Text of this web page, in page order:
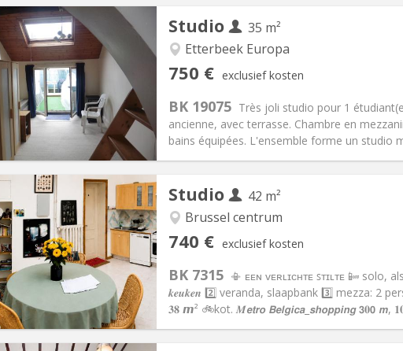
Studio
35 m²
Etterbeek Europa
750 € exclusief kosten
BK 19075 Très joli studio pour 1
ancienne, avec terrasse. Chambre en
bains équipées. L'ensemble forme un studio
Informatie
€
150 €
maanden, 11 maanden, 10
Nee
Inrichting
Badkamer: Privaat
Oppervlakte:35 m2
Studio
42 m²
Brussel centrum
740 € exclusief kosten
BK 7315 📳 ᴇᴇɴ ᴠᴇʀʟɪᴄʜᴛᴇ ꜱᴛɪʟᴛᴇ 📴
𝒌𝒆𝒖𝒌𝒆𝒏 2️⃣ veranda, slaapbank 3️⃣ mezza: 2
𝟑𝟖 𝙢² 🚲kot. 𝑴𝙚𝙩𝙧𝙤 𝘽𝙚𝙡𝙜𝙞𝙘𝙖_𝙨𝙝𝙤𝙥𝙥𝙞𝙣𝙜 𝟯𝟎𝟬 𝙢,
Informatie
€
100 €
maanden, 10 maanden, 5-6
3-4 maanden
Nee
Inrichting
Badkamer:Privaat
Oppervlakte:42 m2